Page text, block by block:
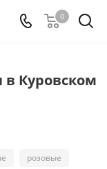
0
Куровском
розовые